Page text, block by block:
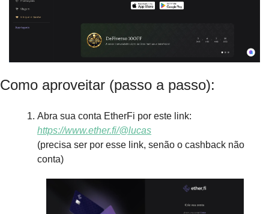
Como aproveitar (passo a passo):
https://www.ether.fi/@lucas
(precisa ser por esse link, senão o cashback não
conta)